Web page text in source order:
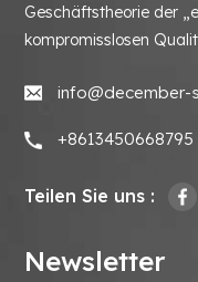
Geschäftstheorie der
kompromisslosen
info@december-
+8613450668795
Teilen Sie uns :
Newsletter